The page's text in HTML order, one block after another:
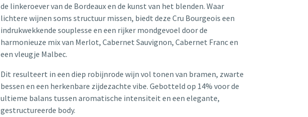
de linkeroever van de Bordeaux en de kunst van het blenden. Waar
lichtere wijnen soms structuur missen, biedt deze Cru Bourgeois een
indrukwekkende souplesse en een rijker mondgevoel door de
harmonieuze mix van Merlot, Cabernet Sauvignon, Cabernet Franc en
een vleugje Malbec.
Dit resulteert in een diep robijnrode wijn vol tonen van bramen, zwarte
bessen en een herkenbare zijdezachte vibe. Gebotteld op 14% voor de
ultieme balans tussen aromatische intensiteit en een elegante,
gestructureerde body.